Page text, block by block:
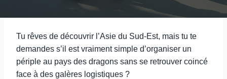
Tu rêves de découvrir l’Asie du Sud-Est, mais tu te
demandes s’il est vraiment simple d’organiser un
périple au pays des dragons sans se retrouver coincé
face à des galères logistiques ?